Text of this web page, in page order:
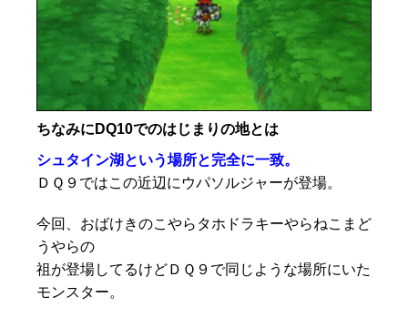
ちなみにDQ10でのはじまりの地とは
シュタイン湖という場所と完全に一致。
ＤＱ９ではこの近辺にウパソルジャーが登場。
今回、おばけきのこやらタホドラキーやらねこまど
うやらの
祖が登場してるけどＤＱ９で同じような場所にいた
モンスター。